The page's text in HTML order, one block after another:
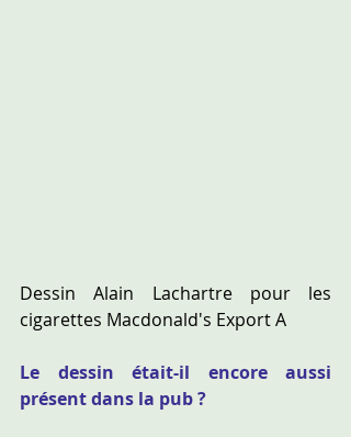
Dessin Alain Lachartre pour les
cigarettes Macdonald's Export A
Le dessin était-il encore aussi
présent dans la pub ?